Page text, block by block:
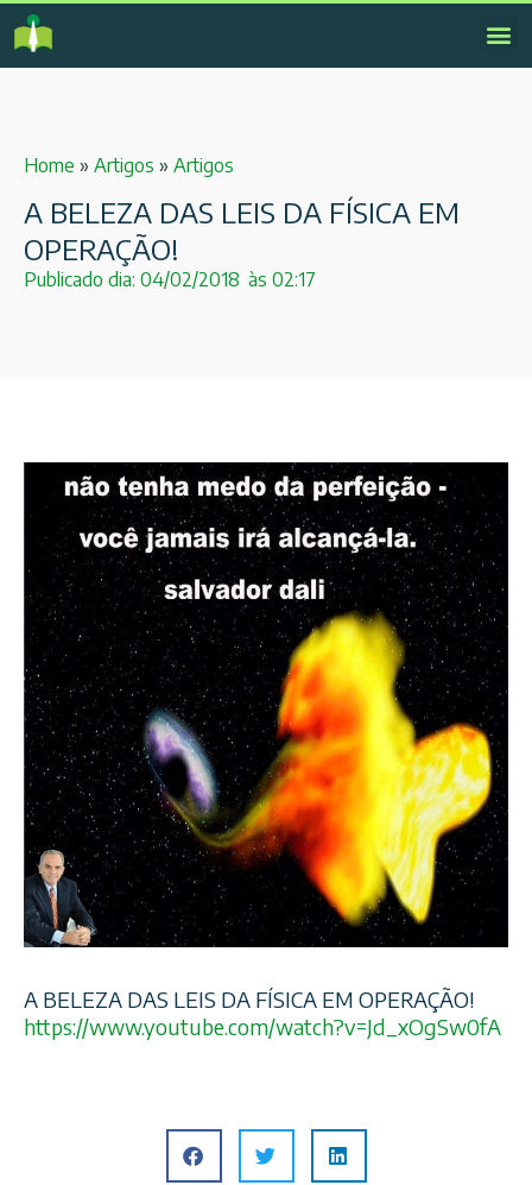
Home » Artigos » Artigos
A BELEZA DAS LEIS DA FÍSICA EM
OPERAÇÃO!
Publicado dia: 04/02/2018 às 02:17
A BELEZA DAS LEIS DA FÍSICA EM OPERAÇÃO!
https://www.youtube.com/watch?v=Jd_xOgSw0fA